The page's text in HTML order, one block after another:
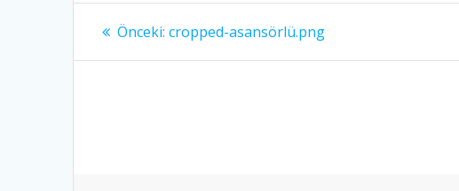
Yazı
dolaşımı
Önceki: Önceki
cropped-asansörlü.png